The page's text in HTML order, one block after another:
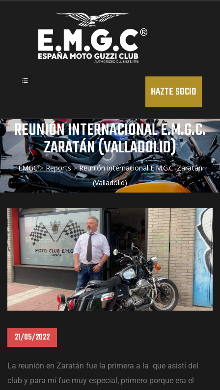
HAZTE SOCIO
REUNIÓN INTERNACIONAL E.M.G.C.
ZARATÁN (VALLADOLID)
EMGC>Reports>Reunión internacional E.M.G.C. Zaratán
(Valladolid)
21/05/2022
La reunión en Zaratán fue la primera a la que asistí del
club y para mí fue muy especial, primero porque era el
Travel.